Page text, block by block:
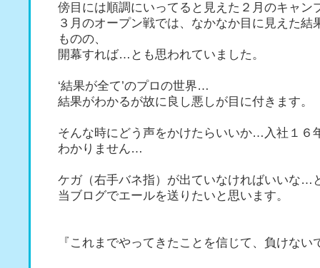
傍目には順調にいってると見えた２月のキャン
３月のオープン戦では、なかなか目に見えた結
ものの、
開幕すれば…とも思われていました。
‘結果が全て’のプロの世界…
結果がわかるが故に良し悪しが目に付きます。
そんな時にどう声をかけたらいいか…入社１６
わかりません…
ケガ（右手バネ指）が出ていなければいいな…
当ブログでエールを送りたいと思います。
『これまでやってきたことを信じて、負けない